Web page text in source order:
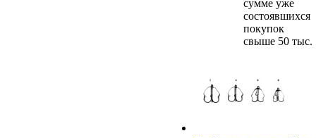
сумме уже
состоявшихся
покупок
свыше 50 тыс.